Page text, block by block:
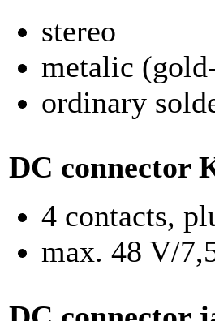
stereo
metalic
ordinary
DC connector
4 contacts,
max. 48 V/